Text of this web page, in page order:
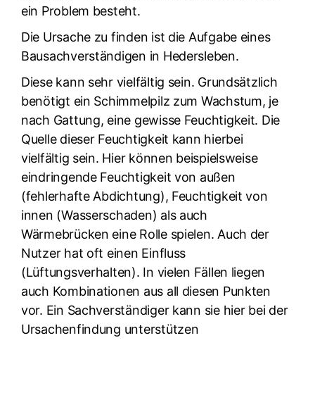
ein Problem besteht.
Die Ursache zu finden ist die Aufgabe eines
Bausachverständigen in Hedersleben.
Diese kann sehr vielfältig sein. Grundsätzlich
benötigt ein Schimmelpilz zum Wachstum, je
nach Gattung, eine gewisse Feuchtigkeit. Die
Quelle dieser Feuchtigkeit kann hierbei
vielfältig sein. Hier können beispielsweise
eindringende Feuchtigkeit von außen
(fehlerhafte Abdichtung), Feuchtigkeit von
innen (Wasserschaden) als auch
Wärmebrücken eine Rolle spielen. Auch der
Nutzer hat oft einen Einfluss
(Lüftungsverhalten). In vielen Fällen liegen
auch Kombinationen aus all diesen Punkten
vor. Ein Sachverständiger kann sie hier bei der
Ursachenfindung unterstützen